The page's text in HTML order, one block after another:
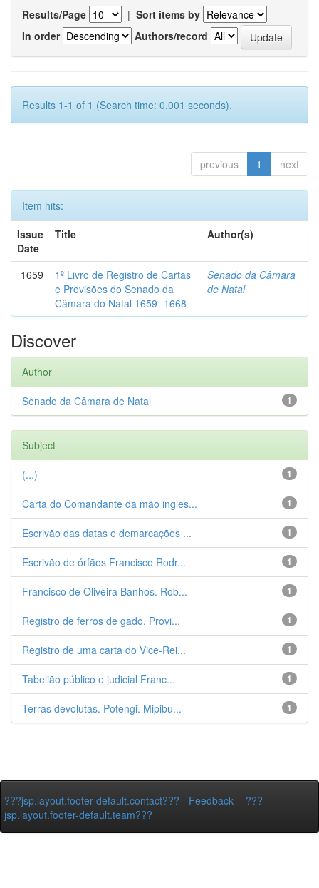
Results/Page | Sort items by
In order
Authors/record
Results 1-1 of 1 (Search time: 0.001 seconds).
previous 1 next
Item hits:
Issue
Date
Title Author(s)
1659
1º Livro de Registro de Cartas
e Provisões do Senado da
Câmara do Natal 1659- 1668
Senado da Câmara
de Natal
Discover
Author
1
Senado da Câmara de Natal
Subject
1
(...)
1
Carta do Comandante da mão ingles...
1
Escrivão das datas e demarcações ...
1
Escrivão de órfãos Francisco Rodr...
1
Francisco de Oliveira Banhos. Rob...
1
Registro de ferros de gado. Provi...
1
Registro de uma carta do Vice-Rei...
1
Tabelião público e judicial Franc...
1
Terras devolutas. Potengi. Mipibu...
???jsp.layout.footer-default.contact??? - Feedback - ???
jsp.layout.footer-default.team???